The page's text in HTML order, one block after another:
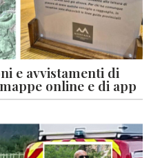
e avvistamenti di
online e di app